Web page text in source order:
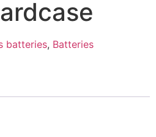
batteries, Batteries